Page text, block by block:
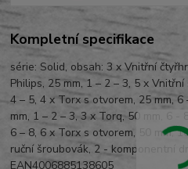
Kompletní specifikace
série: Solid, obsah: 3 x Vnitřní
Philips, 25 mm, 1 – 2 – 3, 5 x
4 – 5, 4 x Torx s otvorem, 25 mm,
mm, 1 – 2 – 3, 3 x Torq, 50 mm, 6 -
6 – 8, 6 x Torx s otvorem, 50 mm,
ruční šroubovák, 2 - komponentní
EAN4006885138605